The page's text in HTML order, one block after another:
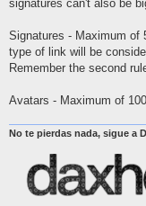
signatures can't also be
Signatures - Maximum of
type of link will be
Remember the second
Avatars - Maximum of
No te pierdas nada, sigue a